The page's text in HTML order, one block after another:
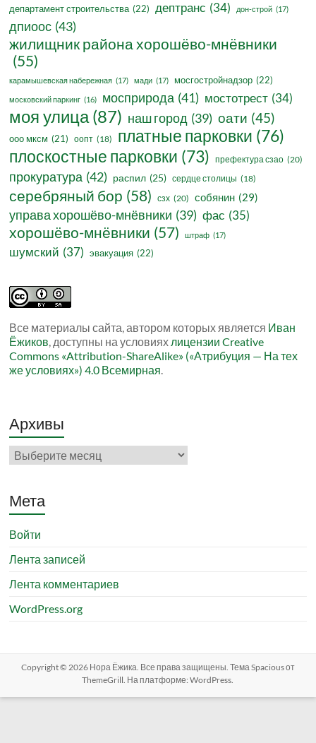
департамент строительства (22) дептранс (34) дон-строй (17)
дпиоос (43)
жилищник района хорошёво-мнёвники
(55)
карамышевская набережная (17) мади (17) мосгостройнадзор (22)
московский паркинг (16) мосприрода (41) мостотрест (34)
моя улица(87) наш город (39) оати (45)
ооо мксм (21) оопт (18) платные парковки (76)
плоскостные парковки (73) префектура сзао (20)
прокуратура (42) распил (25) сердце столицы (18)
серебряный бор (58) сзх (20) собянин (29)
управа хорошёво-мнёвники (39) фас (35)
хорошёво-мнёвники (57) штраф (17)
шумский (37) эвакуация (22)
Все материалы сайта, автором которых является Иван
Ёжиков, доступны на условиях лицензии Creative
Commons «Attribution-ShareAlike» («Атрибуция — На тех
же условиях») 4.0 Всемирная.
Архивы
Архивы
Мета
Войти
Лента записей
Лента комментариев
WordPress.org
Copyright © 2026 Нора Ёжика. Все права защищены. ТемаSpaciousот
ThemeGrill. На платформе:WordPress.